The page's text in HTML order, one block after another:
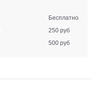
Бесплатно
250 руб
500 руб